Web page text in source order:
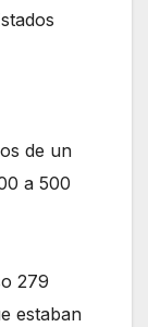
de un
a 500
279
estaban